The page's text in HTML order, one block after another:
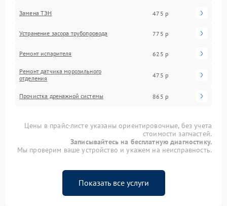
Замена ТЭН 475 р
Устранение засора трубопровода 775 р
Ремонт испарителя 625 р
Ремонт датчика морозильного
отделения
475 р
Прочистка дренажной системы 865 р
Цены в прайс-листе указаны ориентировочные, без учета
стоимости запчастей.
Записывайтесь на бесплатную диагностику.
Мы проверим ваше устройство и укажем на неисправность.
Показать все услуги